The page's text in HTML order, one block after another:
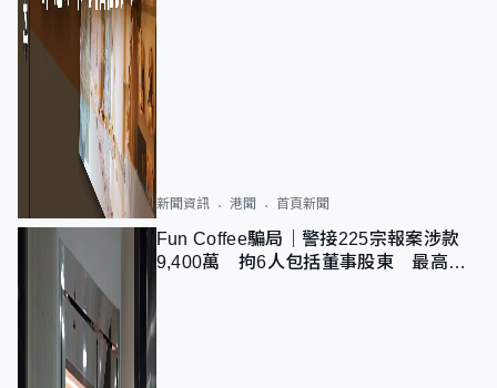
新聞資訊 港聞 首頁新聞
Fun Coffee騙局｜警接225宗報案涉款
9,400萬 拘6人包括董事股東 最高金